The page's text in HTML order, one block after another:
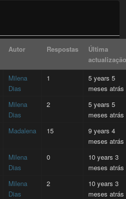
Autor Respostas
Última
Milena
Dias
1
5 years 5
meses atrás
Milena
Dias
2
5 years 5
meses atrás
Madalena 15
9 years 4
meses atrás
Milena
Dias
0
10 years 3
meses atrás
Milena
Dias
2
10 years 3
meses atrás